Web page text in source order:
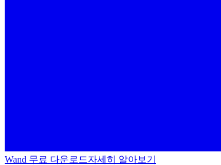
Wand 무료 다운로드자세히 알아보기